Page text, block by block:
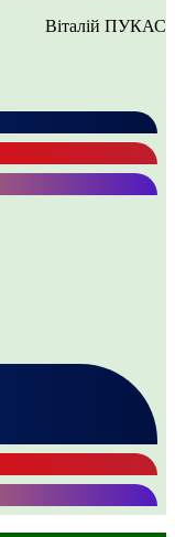
Віталій ПУКАС